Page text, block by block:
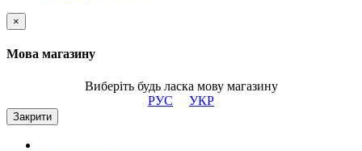
×
Мова магазину
Виберіть будь ласка мову магазину
РУС
УКР
Закрити